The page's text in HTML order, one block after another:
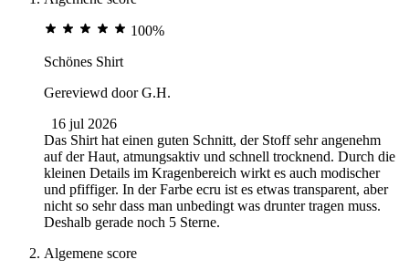
100%
Schönes Shirt
Gereviewd doorG.H.
16 jul 2026
Das Shirt hat einen guten Schnitt, der Stoff sehr angenehm
auf der Haut, atmungsaktiv und schnell trocknend. Durch die
kleinen Details im Kragenbereich wirkt es auch modischer
und pfiffiger. In der Farbe ecru ist es etwas transparent, aber
nicht so sehr dass man unbedingt was drunter tragen muss.
Deshalb gerade noch 5 Sterne.
Algemene score